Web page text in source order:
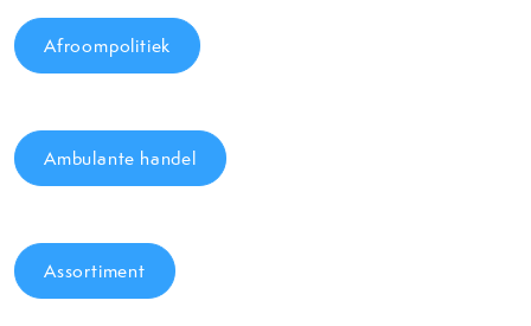
Afroompolitiek
Ambulante handel
Assortiment